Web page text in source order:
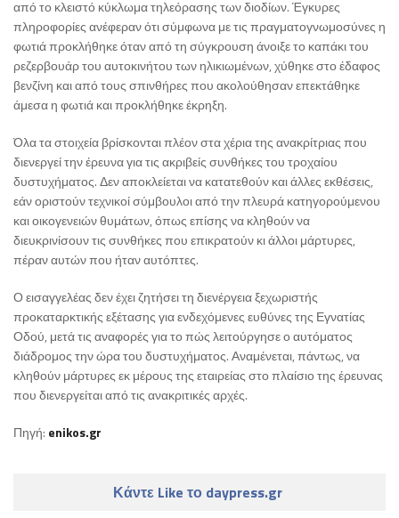
από το κλειστό κύκλωμα τηλεόρασης των διοδίων. Έγκυρες
πληροφορίες ανέφεραν ότι σύμφωνα με τις πραγματογνωμοσύνες η
φωτιά προκλήθηκε όταν από τη σύγκρουση άνοιξε το καπάκι του
ρεζερβουάρ του αυτοκινήτου των ηλικιωμένων, χύθηκε στο έδαφος
βενζίνη και από τους σπινθήρες που ακολούθησαν επεκτάθηκε
άμεσα η φωτιά και προκλήθηκε έκρηξη.
Όλα τα στοιχεία βρίσκονται πλέον στα χέρια της ανακρίτριας που
διενεργεί την έρευνα για τις ακριβείς συνθήκες του τροχαίου
δυστυχήματος. Δεν αποκλείεται να κατατεθούν και άλλες εκθέσεις,
εάν οριστούν τεχνικοί σύμβουλοι από την πλευρά κατηγορούμενου
και οικογενειών θυμάτων, όπως επίσης να κληθούν να
διευκρινίσουν τις συνθήκες που επικρατούν κι άλλοι μάρτυρες,
πέραν αυτών που ήταν αυτόπτες.
Ο εισαγγελέας δεν έχει ζητήσει τη διενέργεια ξεχωριστής
προκαταρκτικής εξέτασης για ενδεχόμενες ευθύνες της Εγνατίας
Οδού, μετά τις αναφορές για το πώς λειτούργησε ο αυτόματος
διάδρομος την ώρα του δυστυχήματος. Αναμένεται, πάντως, να
κληθούν μάρτυρες εκ μέρους της εταιρείας στο πλαίσιο της έρευνας
που διενεργείται από τις ανακριτικές αρχές.
Πηγή: enikos.gr
Κάντε Like το daypress.gr